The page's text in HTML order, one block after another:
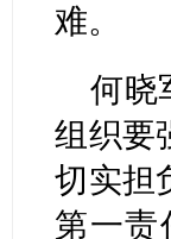
难。
何晓
组织要
切实担
第一责